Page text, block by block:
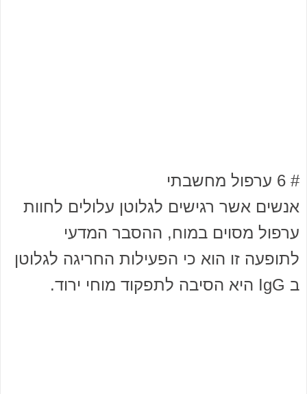
# 6 ערפול מחשבתי
אנשים אשר רגישים לגלוטן עלולים לחוות
ערפול מסוים במוח, ההסבר המדעי
לתופעה זו הוא כי הפעילות החריגה לגלוטן
ב IgG היא הסיבה לתפקוד מוחי ירוד.